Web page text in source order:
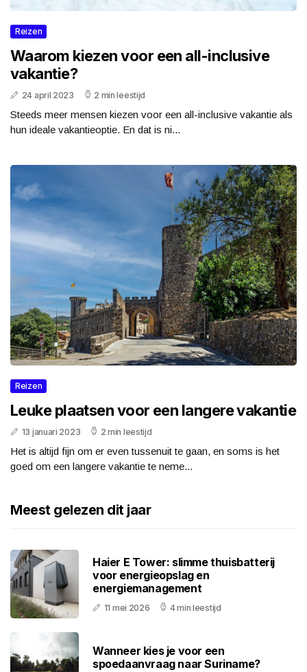
Reizen
Waarom kiezen voor een all-inclusive
vakantie?
24 april 2023 2 min leestijd
Steeds meer mensen kiezen voor een all-inclusive vakantie als
hun ideale vakantieoptie. En dat is ni...
Reizen
Leuke plaatsen voor een langere vakantie
13 januari 2023 2 min leestijd
Het is altijd fijn om er even tussenuit te gaan, en soms is het
goed om een langere vakantie te neme...
Meest gelezen dit jaar
Haier E Tower: slimme thuisbatterij
voor energieopslag en
energiemanagement
11 mei 2026 4 min leestijd
Wanneer kies je voor een
spoedaanvraag naar Suriname?